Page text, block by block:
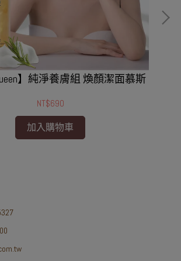
】純淨養膚組 煥顏潔面慕斯
NT$690
加入購物車